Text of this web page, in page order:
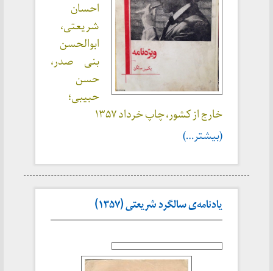
احسان
شریعتی،
ابوالحسن
بنی صدر،
حسن
حبیبی؛
خارج از کشور، چاپ خرداد ۱۳۵۷
(بیشتر…)
یادنامه‌ی سالگرد شریعتی (۱۳۵۷)